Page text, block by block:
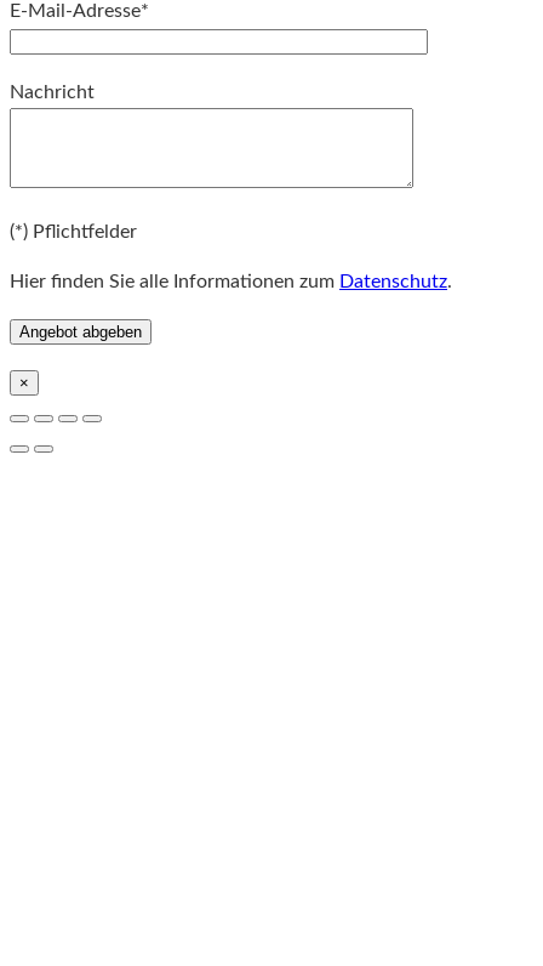
E-Mail-Adresse*
Nachricht
(*) Pflichtfelder
Hier finden Sie alle Informationen zum Datenschutz.
×